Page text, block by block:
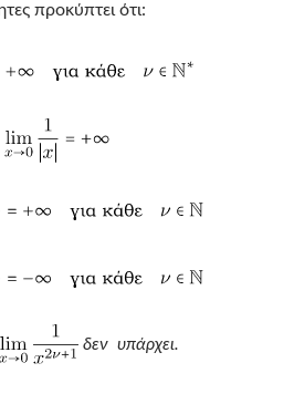
προκύπτει ότι:
δεν υπάρχει.